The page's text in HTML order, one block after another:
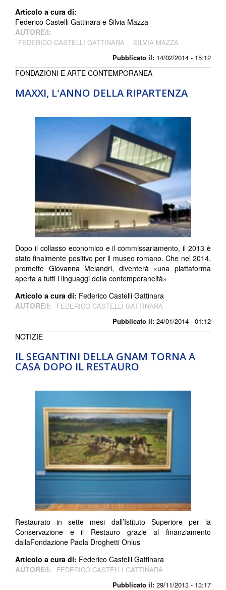
Pubblicato il: 14/02/2014 - 15:12
Articolo a cura di:
Federico Castelli Gattinara e Silvia Mazza
AUTORE/I:
FEDERICO CASTELLI GATTINARA SILVIA MAZZA
MAXXI, L'ANNO DELLA RIPARTENZA
Pubblicato il: 24/01/2014 - 01:12
FONDAZIONI E ARTE CONTEMPORANEA
Dopo il collasso economico e il commissariamento, il 2013 è
stato finalmente positivo per il museo romano. Che nel 2014,
promette Giovanna Melandri, diventerà «una piattaforma
aperta a tutti i linguaggi della contemporaneità»
Articolo a cura di: Federico Castelli Gattinara
AUTORE/I:
FEDERICO CASTELLI GATTINARA
IL SEGANTINI DELLA GNAM TORNA A
CASA DOPO IL RESTAURO
Pubblicato il: 29/11/2013 - 13:17
NOTIZIE
Restaurato in sette mesi dall’Istituto Superiore per la
Conservazione e il Restauro grazie al finanziamento
dallaFondazione Paola Droghetti Onlus
Articolo a cura di: Federico Castelli Gattinara
AUTORE/I:
FEDERICO CASTELLI GATTINARA